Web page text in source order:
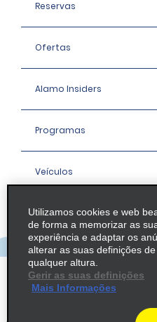
Reservas
Ofertas
Alamo Insiders
Programas
Veículos
Agências
Empresa
Política / Mapa do Site
Utilizamos cookies e web
de forma a memorizar as
experiência e adaptar os
alterar as suas definições
qualquer altura.
Gerir as suas definições
Mais Informações